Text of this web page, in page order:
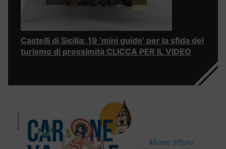
Castelli di Sicilia: 19 ‘mini guide’ per la sfida del
turismo di prossimità CLICCA PER IL VIDEO